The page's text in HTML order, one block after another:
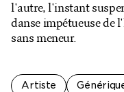
l'autre, l'instant
danse impétueuse de
sans meneur.
Artiste